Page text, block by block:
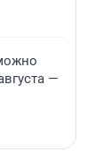
—